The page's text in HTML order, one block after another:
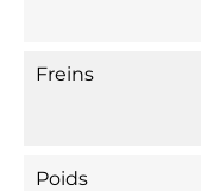
Freins
Poids